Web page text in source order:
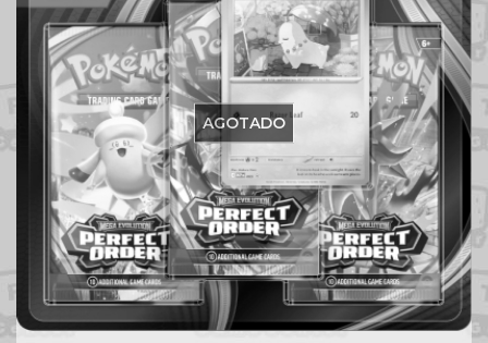
AGOTADO